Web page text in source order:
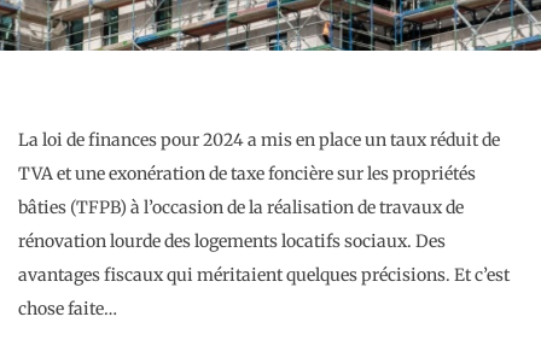
La loi de finances pour 2024 a mis en place un taux réduit de
TVA et une exonération de taxe foncière sur les propriétés
bâties (TFPB) à l’occasion de la réalisation de travaux de
rénovation lourde des logements locatifs sociaux. Des
avantages fiscaux qui méritaient quelques précisions. Et c’est
chose faite…